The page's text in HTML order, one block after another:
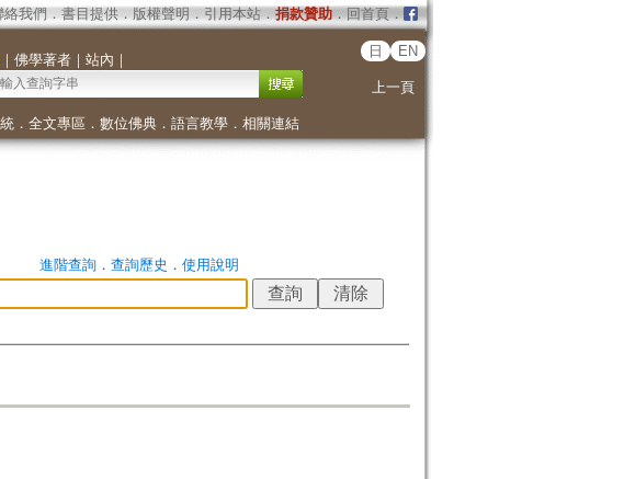
絡我們 ． 書目提供． 版權聲明 ． 引用本站． 捐款贊助．回首頁．
｜ 佛學著者｜ 站內 ｜
日 EN
上一頁
． 全文專區 ． 數位佛典． 語言教學． 相關連結
進階查詢． 查詢歷史 ． 使用說明